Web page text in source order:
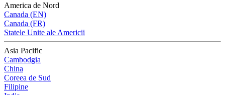
America de Nord
Canada (EN)
Canada (FR)
Statele Unite ale Americii
Asia Pacific
Cambodgia
China
Coreea de Sud
Filipine